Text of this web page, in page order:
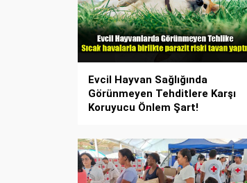
Evcil Hayvan Sağlığında
Görünmeyen Tehditlere Karşı
Koruyucu Önlem Şart!